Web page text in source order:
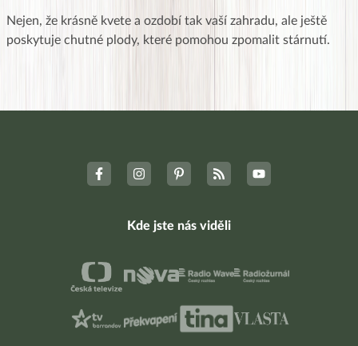
Nejen, že krásně kvete a ozdobí tak vaší zahradu, ale ještě
poskytuje chutné plody, které pomohou zpomalit stárnutí.
Kde jste nás viděli